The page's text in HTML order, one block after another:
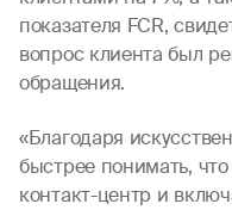
показателя FCR,
вопрос клиента был
обращения.
«Благодаря
быстрее понимать,
контакт-центр и